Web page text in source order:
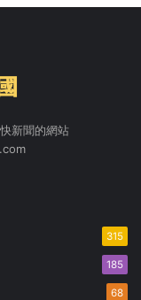
新聞的網站
315
185
68